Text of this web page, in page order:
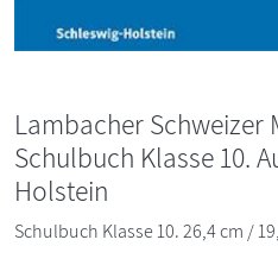
Lambacher Schweizer
Schulbuch Klasse 10.
Holstein
Schulbuch Klasse 10. 26,4 cm /